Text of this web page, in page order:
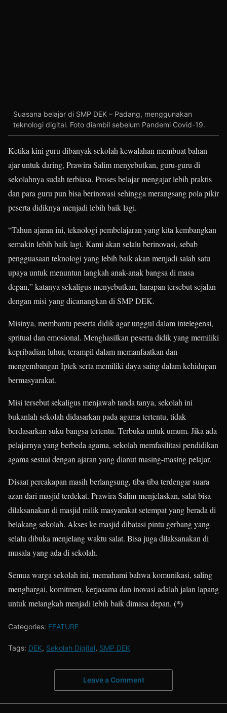
Suasana belajar di SMP DEK – Padang, menggunakan
teknologi digital. Foto diambil sebelum Pandemi Covid-19.
Ketika kini guru dibanyak sekolah kewalahan membuat bahan
ajar untuk daring, Prawira Salim menyebutkan, guru-guru di
sekolahnya sudah terbiasa. Proses belajar mengajar lebih praktis
dan para guru pun bisa berinovasi sehingga merangsang pola pikir
peserta didiknya menjadi lebih baik lagi.
“Tahun ajaran ini, teknologi pembelajaran yang kita kembangkan
semakin lebih baik lagi. Kami akan selalu berinovasi, sebab
pengguasaan teknologi yang lebih baik akan menjadi salah satu
upaya untuk menuntun langkah anak-anak bangsa di masa
depan,” katanya sekaligus menyebutkan, harapan tersebut sejalan
dengan misi yang dicanangkan di SMP DEK.
Misinya, membantu peserta didik agar unggul dalam intelegensi,
spritual dan emosional. Menghasilkan peserta didik yang memiliki
kepribadian luhur, terampil dalam memanfaatkan dan
mengembangan Iptek serta memiliki daya saing dalam kehidupan
bermasyarakat.
Misi tersebut sekaligus menjawab tanda tanya, sekolah ini
bukanlah sekolah didasarkan pada agama tertentu, tidak
berdasarkan suku bangsa tertentu. Terbuka untuk umum. Jika ada
pelajarnya yang berbeda agama, sekolah memfasilitasi pendidikan
agama sesuai dengan ajaran yang dianut masing-masing pelajar.
Disaat percakapan masih berlangsung, tiba-tiba terdengar suara
azan dari masjid terdekat. Prawira Salim menjelaskan, salat bisa
dilaksanakan di masjid milik masyarakat setempat yang berada di
belakang sekolah. Akses ke masjid dibatasi pintu gerbang yang
selalu dibuka menjelang waktu salat. Bisa juga dilaksanakan di
musala yang ada di sekolah.
Semua warga sekolah ini, memahami bahwa komunikasi, saling
menghargai, komitmen, kerjasama dan inovasi adalah jalan lapang
untuk melangkah menjadi lebih baik dimasa depan. (*)
Categories: FEATURE
Tags: DEK, Sekolah Digital, SMP DEK
Leave a Comment